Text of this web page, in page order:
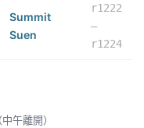
Summit
Suen
r1222
–
r1224
午離開）